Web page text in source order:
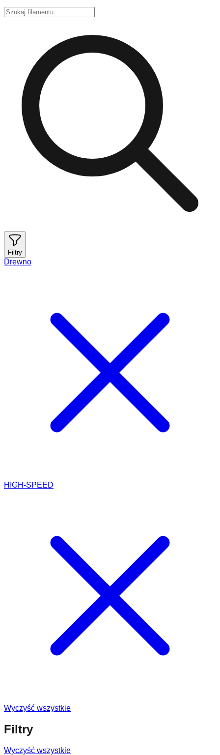
Filtry
Drewno
HIGH-SPEED
Wyczyść wszystkie
Filtry
Wyczyść wszystkie